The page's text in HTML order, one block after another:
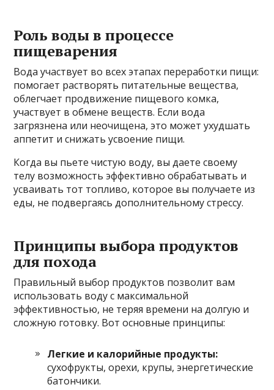
Роль воды в процессе
пищеварения
Вода участвует во всех этапах переработки пищи:
помогает растворять питательные вещества,
облегчает продвижение пищевого комка,
участвует в обмене веществ. Если вода
загрязнена или неочищена, это может ухудшать
аппетит и снижать усвоение пищи.
Когда вы пьете чистую воду, вы даете своему
телу возможность эффективно обрабатывать и
усваивать тот топливо, которое вы получаете из
еды, не подвергаясь дополнительному стрессу.
Принципы выбора продуктов
для похода
Правильный выбор продуктов позволит вам
использовать воду с максимальной
эффективностью, не теряя времени на долгую и
сложную готовку. Вот основные принципы:
Легкие и калорийные продукты:
сухофрукты, орехи, крупы, энергетические
батончики.